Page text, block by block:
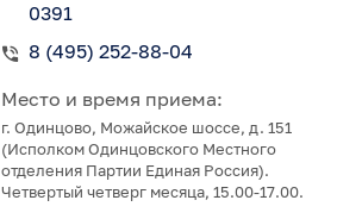
0391
8 (495) 252-88-04
Место и время приема:
г. Одинцово, Можайское шоссе, д. 151
(Исполком Одинцовского Местного
отделения Партии Единая Россия).
Четвертый четверг месяца, 15.00-17.00.